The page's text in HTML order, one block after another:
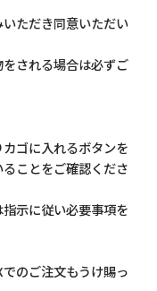
ただき同意いただい
される場合は必ずご
ゴに入れるボタンを
ことをご確認くださ
示に従い必要事項を
のご注文もうけ賜っ